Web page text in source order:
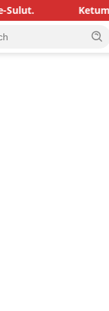
Ketum LIN Pastikan